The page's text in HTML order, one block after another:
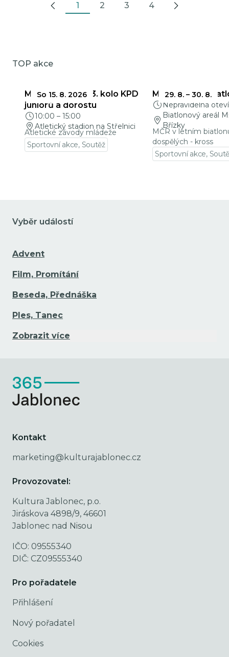
Previous
1 2 3 4
Next
TOP akce
So 15. 8. 2026
Mladá Evropa a 3. kolo KPD
juniorů a dorostu
10:00 – 15:00
Atletický stadion na Střelnici
Atletické závody mládeže
Sportovní akce, Soutěž
29. 8. – 30. 8.
MČR v letním
Nepravidelná
Biatlonový areál
Břízky
MČR v letním
dospělých - kross
Sportovní akce,
Vyběr událostí
Advent
Film, Promítání
Beseda, Přednáška
Ples, Tanec
Zobrazit více
Kontakt
marketing@kulturajablonec.cz
Provozovatel:
Kultura Jablonec, p.o.
Jiráskova 4898/9, 46601
Jablonec nad Nisou
IČO: 09555340
DIČ: CZ09555340
Pro pořadatele
Přihlášení
Nový pořadatel
Cookies